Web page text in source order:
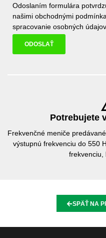
Odoslaním formulára
našimi obchodnými
spracovanie osobných údajov
ODOSLAŤ
Potrebujete
Frekvenčné meniče
výstupnú frekvenciu do 550
frekvenciu,
SPÄŤ NA